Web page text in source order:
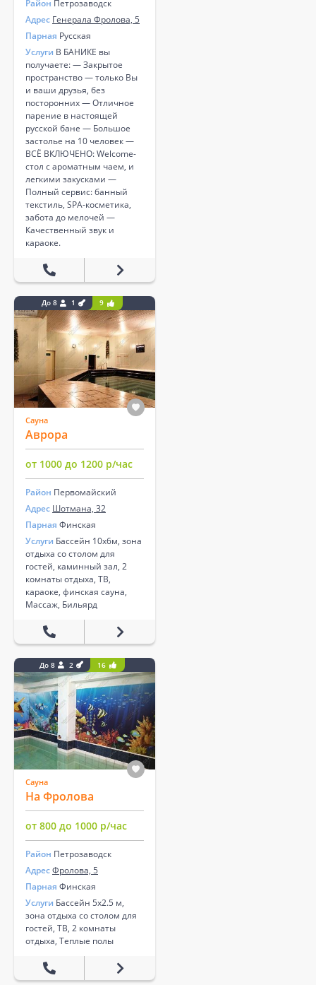
Район Петрозаводск
Адрес Генерала Фролова, 5
Парная Русская
Услуги В БАНИКЕ вы
получаете: — Закрытое
пространство — только Вы
и ваши друзья, без
посторонних — Отличное
парение в настоящей
русской бане — Большое
застолье на 10 человек —
ВСЁ ВКЛЮЧЕНО: Welcome-
стол с ароматным чаем, и
легкими закусками —
Полный сервис: банный
текстиль, SPA-косметика,
забота до мелочей —
Качественный звук и
караоке.
До 8 1 9
Сауна
Аврора
от 1000 до 1200 р/час
Район Первомайский
Адрес Шотмана, 32
Парная Финская
Услуги Бассейн 10х6м, зона
отдыха со столом для
гостей, каминный зал, 2
комнаты отдыха, ТВ,
караоке, финская сауна,
Массаж, Бильярд
До 8 2 16
Сауна
На Фролова
от 800 до 1000 р/час
Район Петрозаводск
АдресФролова, 5
Парная Финская
Услуги Бассейн 5х2.5 м,
зона отдыха со столом для
гостей, ТВ, 2 комнаты
отдыха, Теплые полы